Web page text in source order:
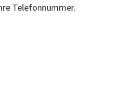
Telefonnummer.